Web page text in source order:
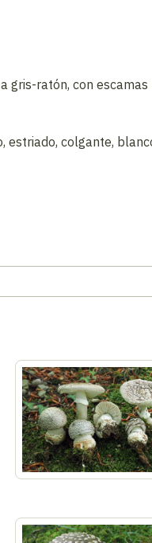
gris-ratón, con escamas
estriado, colgante,